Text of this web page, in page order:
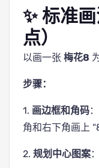
✨ 标准
点）
以画一张 梅花8
步骤：
1. 画边框和角码
角和右下角画上
2. 规划中心图案：